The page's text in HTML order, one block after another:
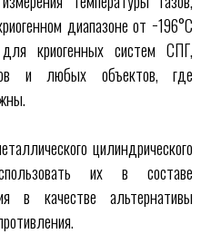
диапазоне от −196°C
криогенных систем СПГ,
и любых объектов, где
цилиндрического
их в составе
в качестве альтернативы